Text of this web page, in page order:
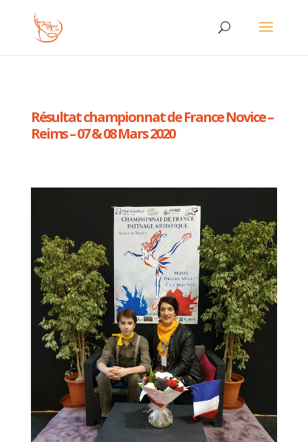
Résultat championnat de France Novice –
Reims – 07 & 08 Mars 2020